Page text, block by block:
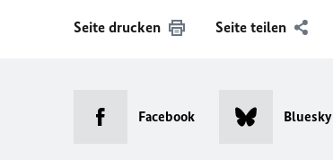
Seite drucken Seite teilen
Facebook Bluesky